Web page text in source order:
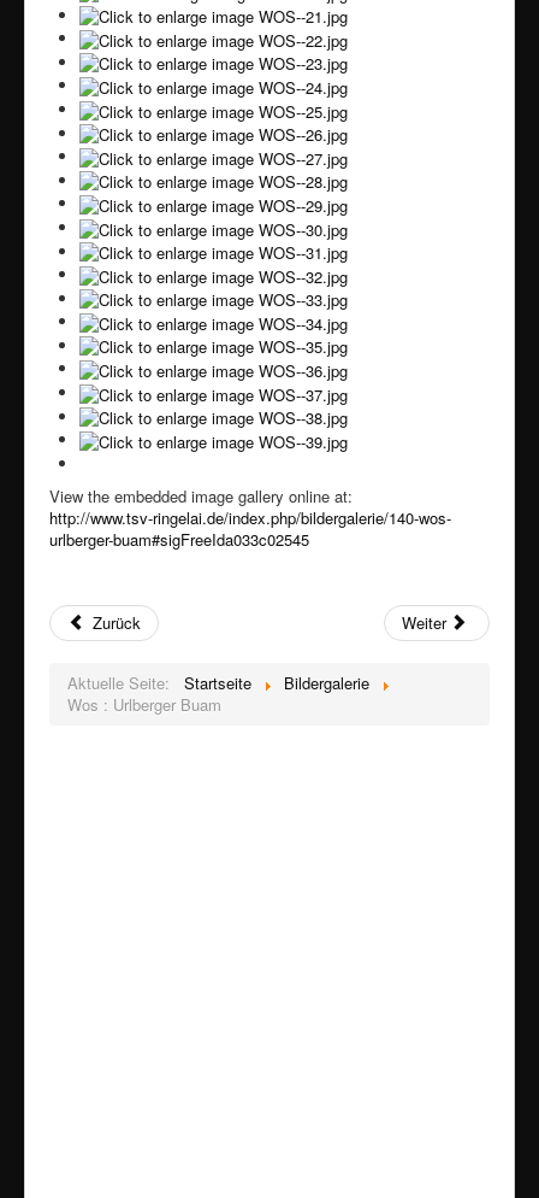
View the embedded image gallery online at:
http://www.tsv-ringelai.de/index.php/bildergalerie/140-wos-
urlberger-buam#sigFreeIda033c02545
Zurück Weiter
Aktuelle Seite: Startseite
Bildergalerie
Wos : Urlberger Buam